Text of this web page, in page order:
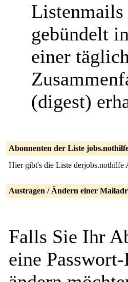
Listenmails
gebündelt
einer
(digest)
Abonnenten der Liste
Hier gibt's die Liste derjobs.nothilfe
Austragen / Ändern einer
Falls Sie Ihr
eine